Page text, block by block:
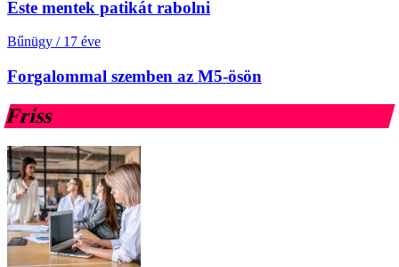
Este mentek patikát rabolni
Bűnügy / 17 éve
Forgalommal szemben az M5-ösön
Friss